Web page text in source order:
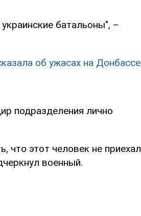
батальоны", –
об ужасах на Донбассе
подразделения лично
что этот человек не приехал
военный.